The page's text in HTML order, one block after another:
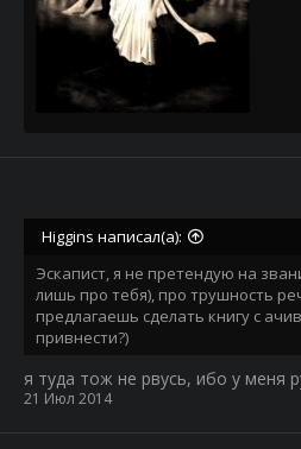
Higgins написал(а):
Эскапист, я не претендую на
лишь про тебя), про трушность
предлагаешь сделать книгу с
привнести?)
я туда тож не рвусь, ибо у меня
21 Июл 2014